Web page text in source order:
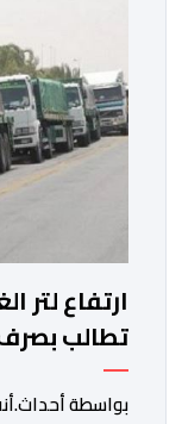
التوظيف إلا في
ارتفاع لتر
تطالب
شركات النقل
بواسطة